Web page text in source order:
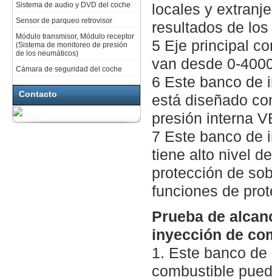
Sistema de audio y DVD del coche
Sensor de parqueo retrovisor
Módulo transmisor, Módulo receptor
(Sistema de monitoreo de presión
de los neumáticos)
Cámara de seguridad del coche
Contacto
locales y
resultados de
5 Eje principal
van desde 0-
6 Este banco de
está diseñado
presión interna
7 Este banco de
tiene alto nivel
protección de
funciones de
Prueba de
inyección de
1. Este banco
combustible